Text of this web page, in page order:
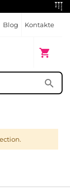
skruer til hvert
Blog Kontakte
shopping_cart
Min
search